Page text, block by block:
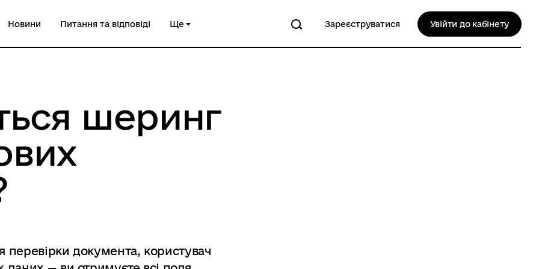
Новини Питання та відповіді Ще Зареєструватися Увійти до кабінету
шеринг
перевірки документа, користувач